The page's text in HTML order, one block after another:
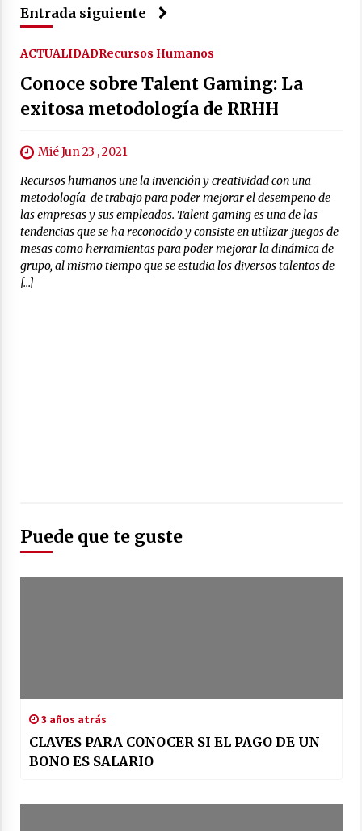
Entrada siguiente
ACTUALIDADRecursos Humanos
Conoce sobre Talent Gaming: La
exitosa metodología de RRHH
Mié Jun 23 , 2021
Recursos humanos une la invención y creatividad con una
metodología de trabajo para poder mejorar el desempeño de
las empresas y sus empleados. Talent gaming es una de las
tendencias que se ha reconocido y consiste en utilizar juegos de
mesas como herramientas para poder mejorar la dinámica de
grupo, al mismo tiempo que se estudia los diversos talentos de
[…]
Puede que te guste
3 años atrás
CLAVES PARA CONOCER SI EL PAGO DE UN
BONO ES SALARIO